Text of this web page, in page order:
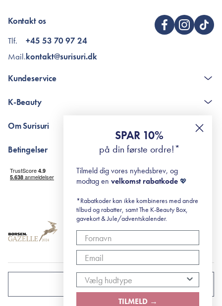
Kontakt os
Tlf.
Mail.
+45 53 70 97 24
kontakt@surisuri.dk
Kundeservice
The K-Beauty Box - spørgsmål og svar
RE-ZIP
K-Beauty
Retinol for begyndere
surisuri's mini guide til rosacea
Om Surisuri
Black Friday
Betingelser
Levering og returnering
Handelsbetingelser
Abonnementsbetingelser
DANMARK
SPAR 10%
på din første ordre!*
Tilmeld dig vores nyhedsbrev, og
modtag en velkomst rabatkode 💖
*Rabatkoder kan ikke kombineres med andre
tilbud og rabatter, samt The K-Beauty Box,
gavekort & Jule/adventskalender.
TILMELD →